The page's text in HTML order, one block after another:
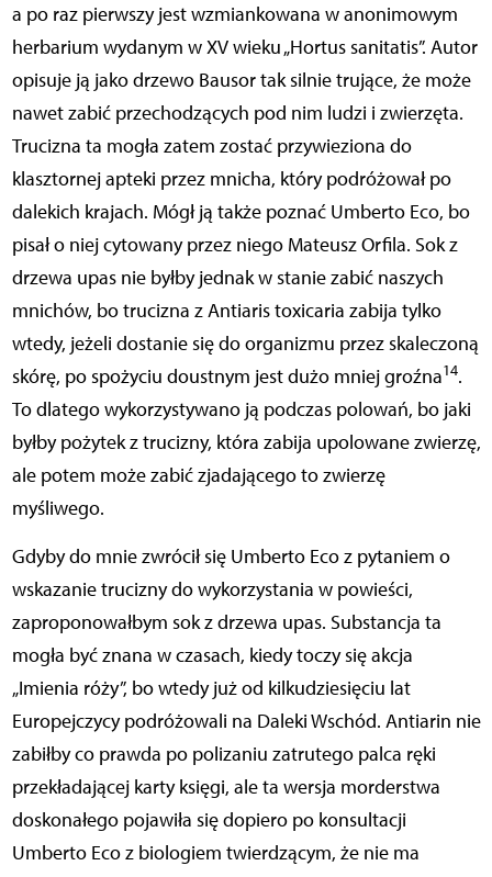
a po raz pierwszy jest wzmiankowana w anonimowym
herbarium wydanym w XV wieku „Hortus sanitatis”. Autor
opisuje ją jako drzewo Bausor tak silnie trujące, że może
nawet zabić przechodzących pod nim ludzi i zwierzęta.
Trucizna ta mogła zatem zostać przywieziona do
klasztornej apteki przez mnicha, który podróżował po
dalekich krajach. Mógł ją także poznać Umberto Eco, bo
pisał o niej cytowany przez niego Mateusz Orfila. Sok z
drzewa upas nie byłby jednak w stanie zabić naszych
mnichów, bo trucizna z Antiaris toxicaria zabija tylko
wtedy, jeżeli dostanie się do organizmu przez skaleczoną
skórę, po spożyciu doustnym jest dużo mniej groźna14.
To dlatego wykorzystywano ją podczas polowań, bo jaki
byłby pożytek z trucizny, która zabija upolowane zwierzę,
ale potem może zabić zjadającego to zwierzę
myśliwego.
Gdyby do mnie zwrócił się Umberto Eco z pytaniem o
wskazanie trucizny do wykorzystania w powieści,
zaproponowałbym sok z drzewa upas. Substancja ta
mogła być znana w czasach, kiedy toczy się akcja
„Imienia róży”, bo wtedy już od kilkudziesięciu lat
Europejczycy podróżowali na Daleki Wschód. Antiarin nie
zabiłby co prawda po polizaniu zatrutego palca ręki
przekładającej karty księgi, ale ta wersja morderstwa
doskonałego pojawiła się dopiero po konsultacji
Umberto Eco z biologiem twierdzącym, że nie ma